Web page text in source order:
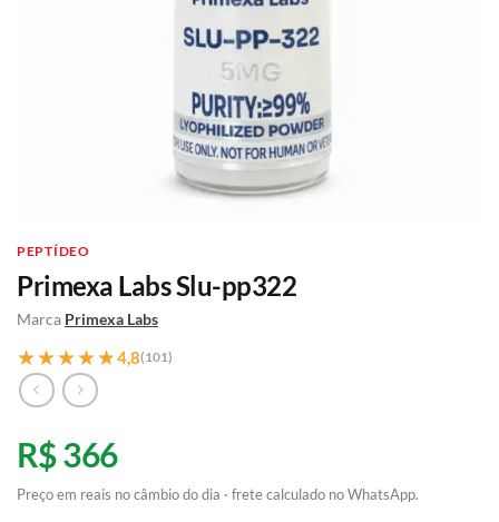
PEPTÍDEO
Primexa Labs Slu-pp322
Marca Primexa Labs
★★★★★
★★★★★ 4,8(101)
R$ 366
Preço em reais no câmbio do dia · frete calculado no WhatsApp.